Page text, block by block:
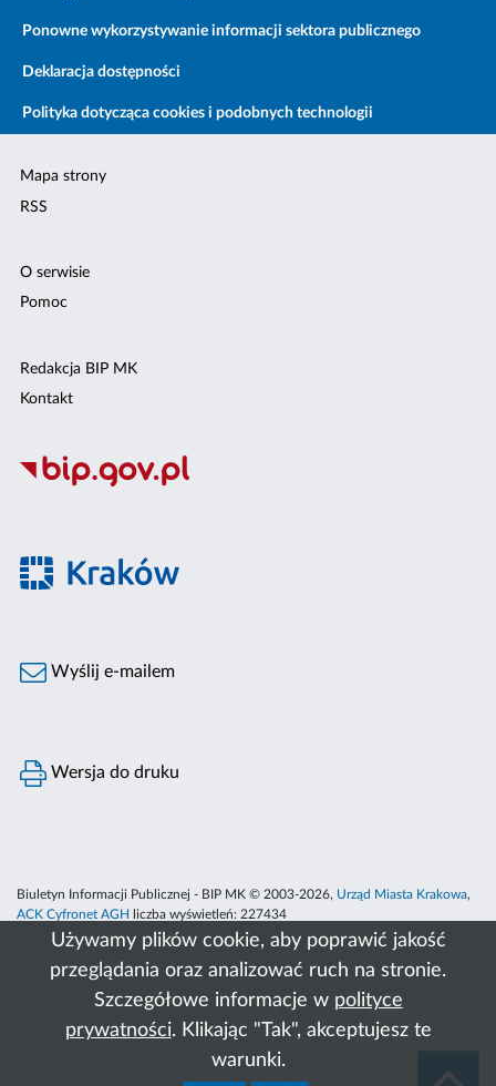
Używamy plików cookie, aby poprawić jakość
przeglądania oraz analizować ruch na stronie.
Szczegółowe informacje w polityce
prywatności. Klikając "Tak", akceptujesz te
warunki.
Ponowne wykorzystywanie informacji sektora publicznego
Deklaracja dostępności
Polityka dotycząca cookies i podobnych technologii
Mapa strony
RSS
O serwisie
Pomoc
Redakcja BIP MK
Kontakt
Wyślij e-mailem
Wersja do druku
Biuletyn Informacji Publicznej - BIP MK © 2003-2026, Urząd Miasta Krakowa,
ACK Cyfronet AGH
liczba wyświetleń: 227434